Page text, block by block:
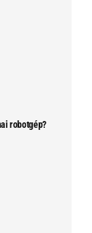
robotgép?